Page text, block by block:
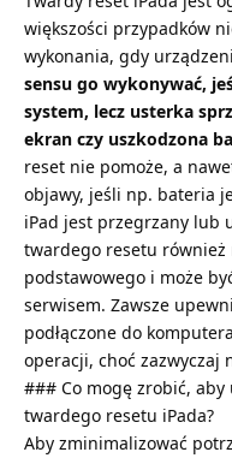
większości przypadków
wykonania, gdy
sensu go wykonywać,
system, lecz usterka
ekran czy uszkodzona
reset nie pomoże, a
objawy, jeśli np. bateria
iPad jest przegrzany lub
twardego resetu
podstawowego i może
serwisem. Zawsze
podłączone do
operacji, choć
### Co mogę zrobić,
twardego resetu iPada?
Aby zminimalizować